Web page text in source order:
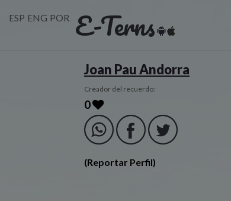
ESP ENG POR E-Terns
Joan Pau Andorra
Creador del recuerdo:
0
(Reportar Perfil)